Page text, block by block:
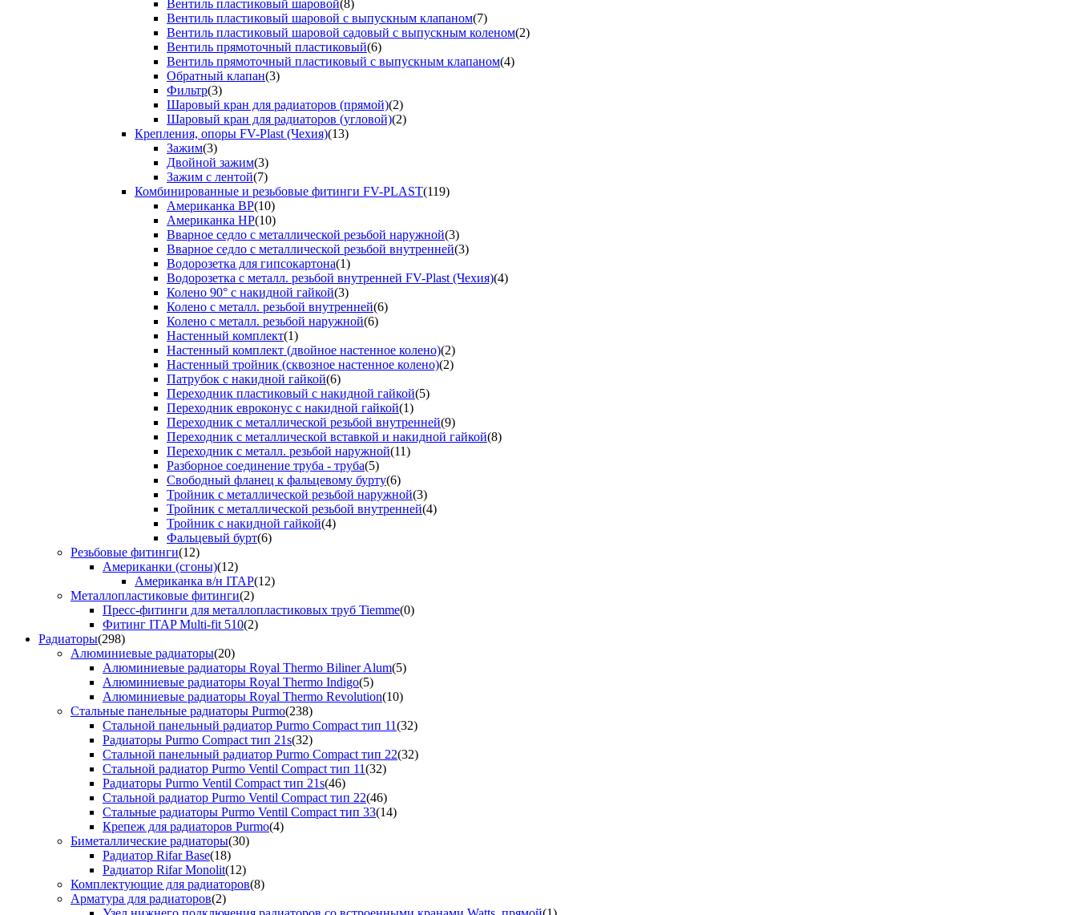
Вентиль пластиковый шаровой(8)
Вентиль пластиковый шаровой с выпускным клапаном(7)
Вентиль пластиковый шаровой садовый с выпускным коленом(2)
Вентиль прямоточный пластиковый(6)
Вентиль прямоточный пластиковый с выпускным клапаном(4)
Обратный клапан(3)
Фильтр(3)
Шаровый кран для радиаторов (прямой)(2)
Шаровый кран для радиаторов (угловой)(2)
Крепления, опоры FV-Plast (Чехия)(13)
Зажим(3)
Двойной зажим(3)
Зажим с лентой(7)
Комбинированные и резьбовые фитинги FV-PLAST(119)
Американка ВР(10)
Американка НР(10)
Вварное седло с металлической резьбой наружной(3)
Вварное седло с металлической резьбой внутренней(3)
Водорозетка для гипсокартона(1)
Водорозетка с металл. резьбой внутренней FV-Plast (Чехия)(4)
Колено 90° с накидной гайкой(3)
Колено с металл. резьбой внутренней(6)
Колено с металл. резьбой наружной(6)
Настенный комплект(1)
Настенный комплект (двойное настенное колено)(2)
Настенный тройник (сквозное настенное колено)(2)
Патрубок с накидной гайкой(6)
Переходник пластиковый с накидной гайкой(5)
Переходник евроконус с накидной гайкой(1)
Переходник с металлической резьбой внутренней(9)
Переходник с металлической вставкой и накидной гайкой(8)
Переходник с металл. резьбой наружной(11)
Разборное соединение труба - труба(5)
Свободный фланец к фальцевому бурту(6)
Тройник с металлической резьбой наружной(3)
Тройник с металлической резьбой внутренней(4)
Тройник с накидной гайкой(4)
Фальцевый бурт(6)
Резьбовые фитинги(12)
Американки (сгоны)(12)
Американка в/н ITAP(12)
Металлопластиковые фитинги(2)
Пресс-фитинги для металлопластиковых труб Tiemme(0)
Фитинг ITAP Multi-fit 510(2)
Радиаторы(298)
Алюминиевые радиаторы(20)
Алюминиевые радиаторы Royal Thermo Biliner Alum(5)
Алюминиевые радиаторы Royal Thermo Indigo(5)
Алюминиевые радиаторы Royal Thermo Revolution(10)
Стальные панельные радиаторы Purmo(238)
Стальной панельный радиатор Purmo Compact тип 11(32)
Радиаторы Purmo Compact тип 21s(32)
Стальной панельный радиатор Purmo Compact тип 22(32)
Стальной радиатор Purmo Ventil Compact тип 11(32)
Радиаторы Purmo Ventil Compact тип 21s(46)
Стальной радиатор Purmo Ventil Compact тип 22(46)
Стальные радиаторы Purmo Ventil Compact тип 33(14)
Крепеж для радиаторов Purmo(4)
Биметаллические радиаторы(30)
Радиатор Rifar Base(18)
Радиатор Rifar Monolit(12)
Комплектующие для радиаторов(8)
Арматура для радиаторов(2)